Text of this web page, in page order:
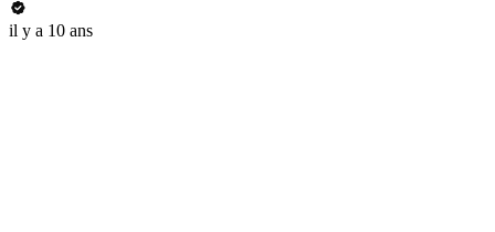
il y a 10 ans